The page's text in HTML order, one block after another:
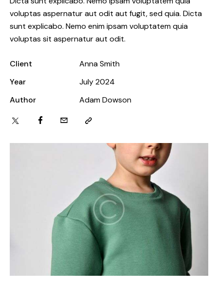
voluptas aspernatur aut odit aut fugit, sed quia. Dicta
sunt explicabo. Nemo enim ipsam voluptatem quia
voluptas sit aspernatur aut odit.
Client
Anna Smith
Year
July 2024
Author
Adam Dowson